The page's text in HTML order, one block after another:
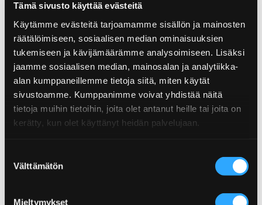
Tämä sivusto käyttää evästeitä
Käytämme evästeitä tarjoamamme sisällön ja mainosten
räätälöimiseen, sosiaalisen median ominaisuuksien
tukemiseen ja kävijämäärämme analysoimiseen. Lisäksi
jaamme sosiaalisen median, mainosalan ja analytiikka-
alan kumppaneillemme tietoja siitä, miten käytät
sivustoamme. Kumppanimme voivat yhdistää näitä
tietoja muihin tietoihin, joita olet antanut heille tai joita on
kerätty, kun olet käyttänyt heidän palvelujaan.
valinta
Välttämätön
Mieltymykset
GRILLNING AV KYCKLINGVINGAR SRIRACHA MAC & CHEESE